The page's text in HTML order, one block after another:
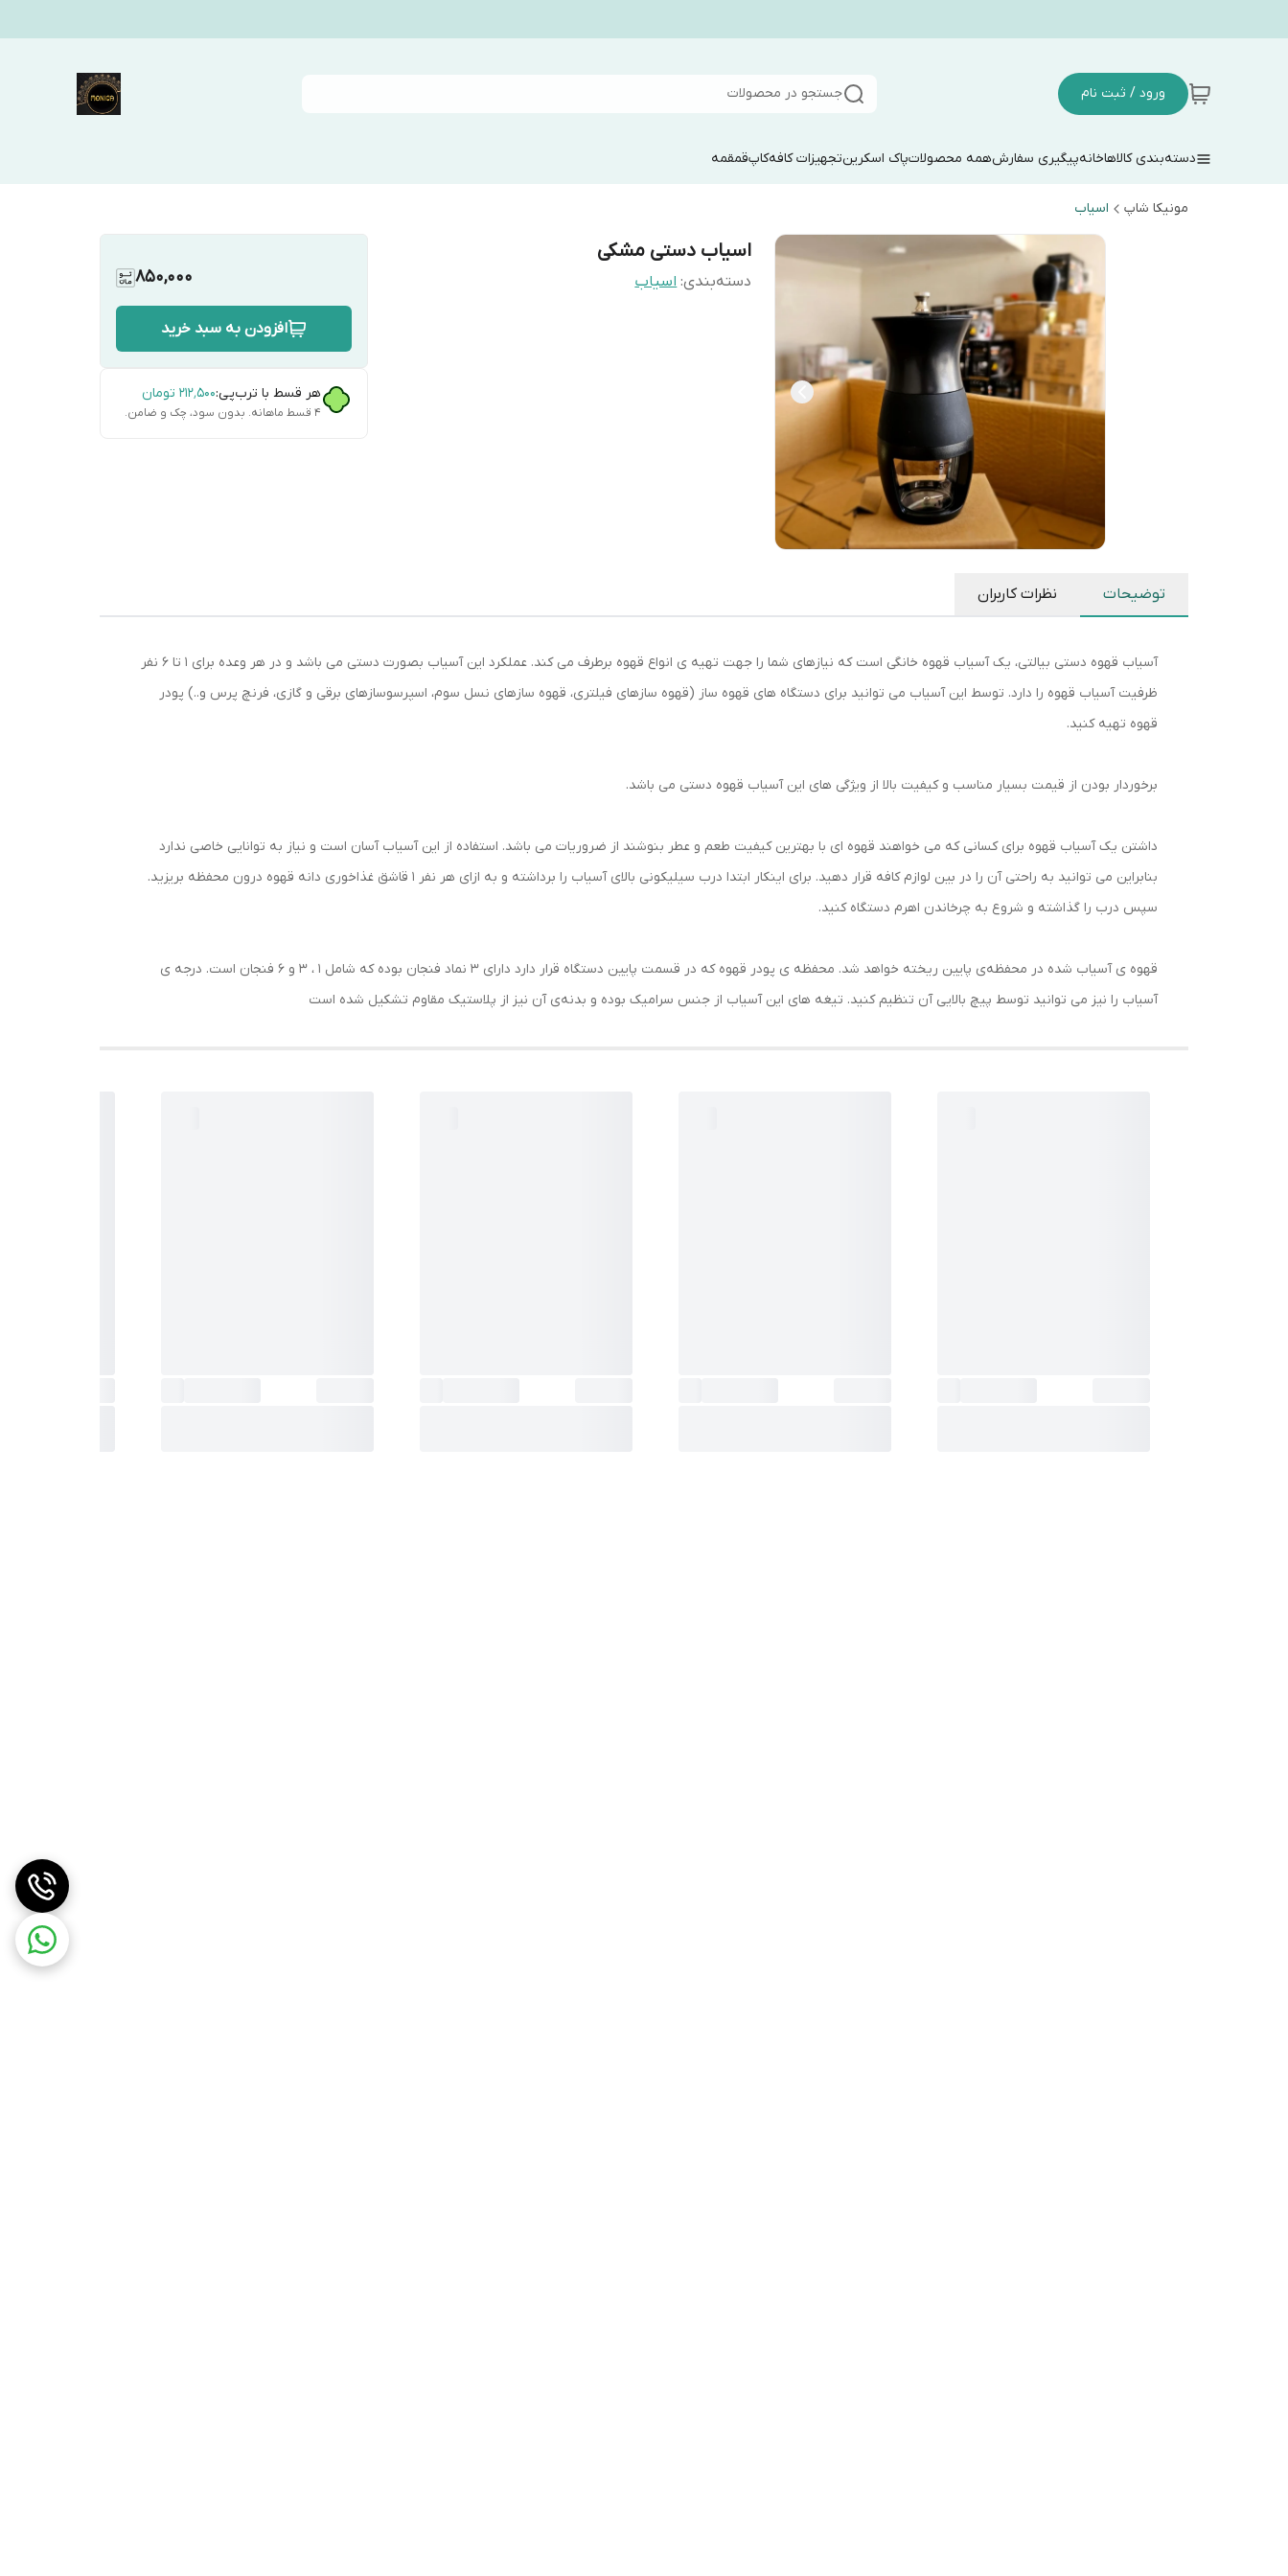
ورود / ثبت نام جستجو در محصولات
دسته‌بندی کالاهاخانهپیگیری سفارشهمه محصولاتپاک اسکرینتجهیزات کافهکاپقمقمه
مونیکا شاپ اسیاب
اسیاب دستی مشکی
دسته‌بندی:اسیاب 850,000
افزودن به سبد خرید
هر قسط با ترب‌پی:۲۱۲٬۵۰۰ تومان
۴ قسط ماهانه. بدون سود، چک و ضامن.
توضیحات نظرات کاربران
آسیاب قهوه دستی بیالتی، یک آسیاب قهوه خانگی است که نیازهای شما را جهت تهیه‌ ی انواع قهوه برطرف می‌ کند. عملکرد این آسیاب بصورت دستی می‌ باشد و در هر وعده برای 1 تا 6 نفر
ظرفیت آسیاب قهوه را دارد. توسط این آسیاب می‌ توانید برای دستگاه‌ های قهوه ساز (قهوه سازهای فیلتری، قهوه سازهای نسل سوم، اسپرسوسازهای برقی و گازی، فرنچ پرس و..) پودر
قهوه تهیه کنید.
برخوردار بودن از قیمت بسیار مناسب و کیفیت بالا از ویژگی های این آسیاب قهوه دستی می باشد.
داشتن یک آسیاب قهوه برای کسانی که می‌ خواهند قهوه‌ ای با بهترین کیفیت طعم و عطر بنوشند از ضروریات می‌ باشد. استفاده از این آسیاب آسان است و نیاز به توانایی خاصی ندارد
بنابراین می توانید به راحتی آن را در بین لوازم کافه قرار دهید. برای اینکار ابتدا درب سیلیکونی بالای آسیاب را برداشته و به ازای هر نفر 1 قاشق غذاخوری دانه قهوه درون محفظه بریزید.
سپس درب را گذاشته و شروع به چرخاندن اهرم دستگاه کنید.
قهوه‌ ی آسیاب شده در محفظه‌ی پایین ریخته خواهد شد. محفظه‌ ی پودر قهوه که در قسمت پایین دستگاه قرار دارد دارای 3 نماد فنجان بوده که شامل 1 ، 3 و 6 فنجان است. درجه‌ ی
آسیاب را نیز می‌ توانید توسط پیچ بالایی آن تنظیم کنید. تیغه‌ های این آسیاب از جنس سرامیک بوده و بدنه‌ی آن نیز از پلاستیک مقاوم تشکیل شده است